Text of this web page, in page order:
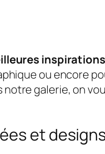
ou encore
galerie, on
et